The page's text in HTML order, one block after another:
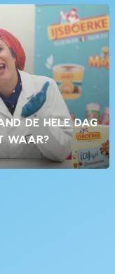
de hele dag
waar?